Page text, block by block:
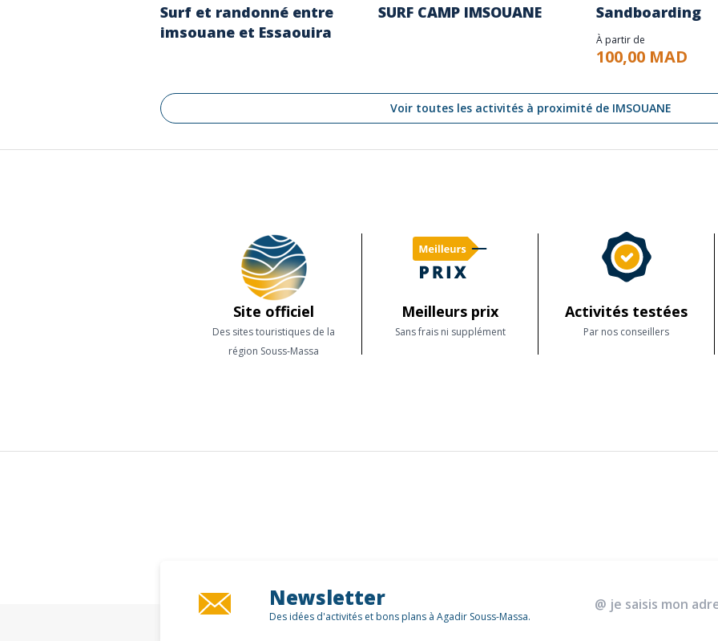
Surf et randonné entre
imsouane et Essaouira
SURF CAMP IMSOUANE Sandboarding
À partir de
100,00 MAD
Voir toutes les activités à proximité de IMSOUANE
Site officiel
Des sites touristiques de la
région Souss-Massa
Meilleurs prix
Sans frais ni supplément
Activités testées
Par nos conseillers
Newsletter
Des idées d'activités et bons plans à Agadir Souss-Massa.